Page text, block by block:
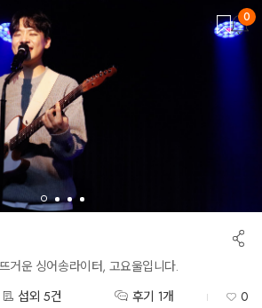
0
거운 싱어송라이터, 고요울입니다.
섭외 5건 후기 1개 0
공
유